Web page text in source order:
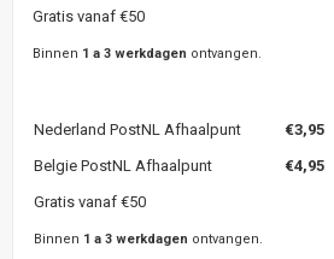
Gratis vanaf €50
Binnen 1 a 3 werkdagen ontvangen.
Nederland PostNL Afhaalpunt €3,95
Belgie PostNL Afhaalpunt
€4,95
Gratis vanaf €50
Binnen 1 a 3 werkdagen ontvangen.